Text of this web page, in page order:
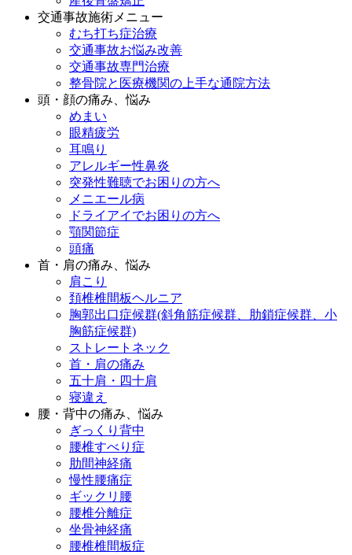
交通事故施術メニュー
むち打ち症治療
交通事故お悩み改善
交通事故専門治療
整骨院と医療機関の上手な通院方法
頭・顔の痛み、悩み
めまい
眼精疲労
耳鳴り
アレルギー性鼻炎
突発性難聴でお困りの方へ
メニエール病
ドライアイでお困りの方へ
顎関節症
頭痛
首・肩の痛み、悩み
肩こり
頚椎椎間板ヘルニア
胸郭出口症候群(斜角筋症候群、肋鎖症候群、小
胸筋症候群)
ストレートネック
首・肩の痛み
五十肩・四十肩
寝違え
腰・背中の痛み、悩み
ぎっくり背中
腰椎すべり症
肋間神経痛
慢性腰痛症
ギックリ腰
腰椎分離症
坐骨神経痛
腰椎椎間板症